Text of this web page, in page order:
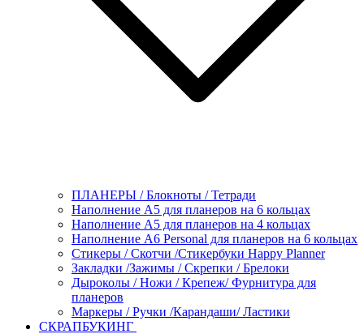
ПЛАНЕРЫ / Блокноты / Тетради
Наполнение А5 для планеров на 6 кольцах
Наполнение А5 для планеров на 4 кольцах
Наполнение А6 Personal для планеров на 6 кольцах
Стикеры / Скотчи /Стикербуки Happy Planner
Закладки /Зажимы / Скрепки / Брелоки
Дыроколы / Ножи / Крепеж/ Фурнитура для
планеров
Маркеры / Ручки /Карандаши/ Ластики
СКРАПБУКИНГ